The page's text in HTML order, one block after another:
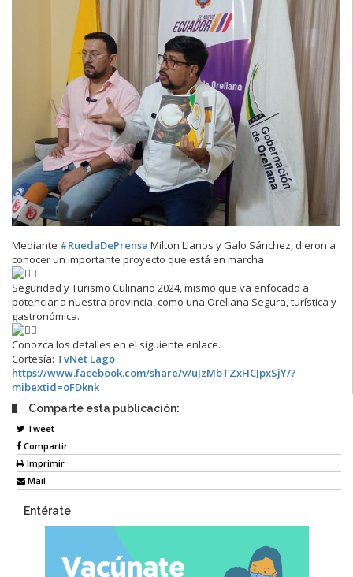
Mediante #RuedaDePrensa Milton Llanos y Galo Sánchez, dieron a
conocer un importante proyecto que está en marcha
Seguridad y Turismo Culinario 2024, mismo que va enfocado a
potenciar a nuestra provincia, como una Orellana Segura, turística y
gastronómica.
Conozca los detalles en el siguiente enlace.
Cortesía: TvNet Lago
https://www.facebook.com/share/v/uJzMbTZxHCJpxSjY/?
mibextid=oFDknk
Comparte esta publicación:
Tweet
Compartir
Imprimir
Mail
Entérate